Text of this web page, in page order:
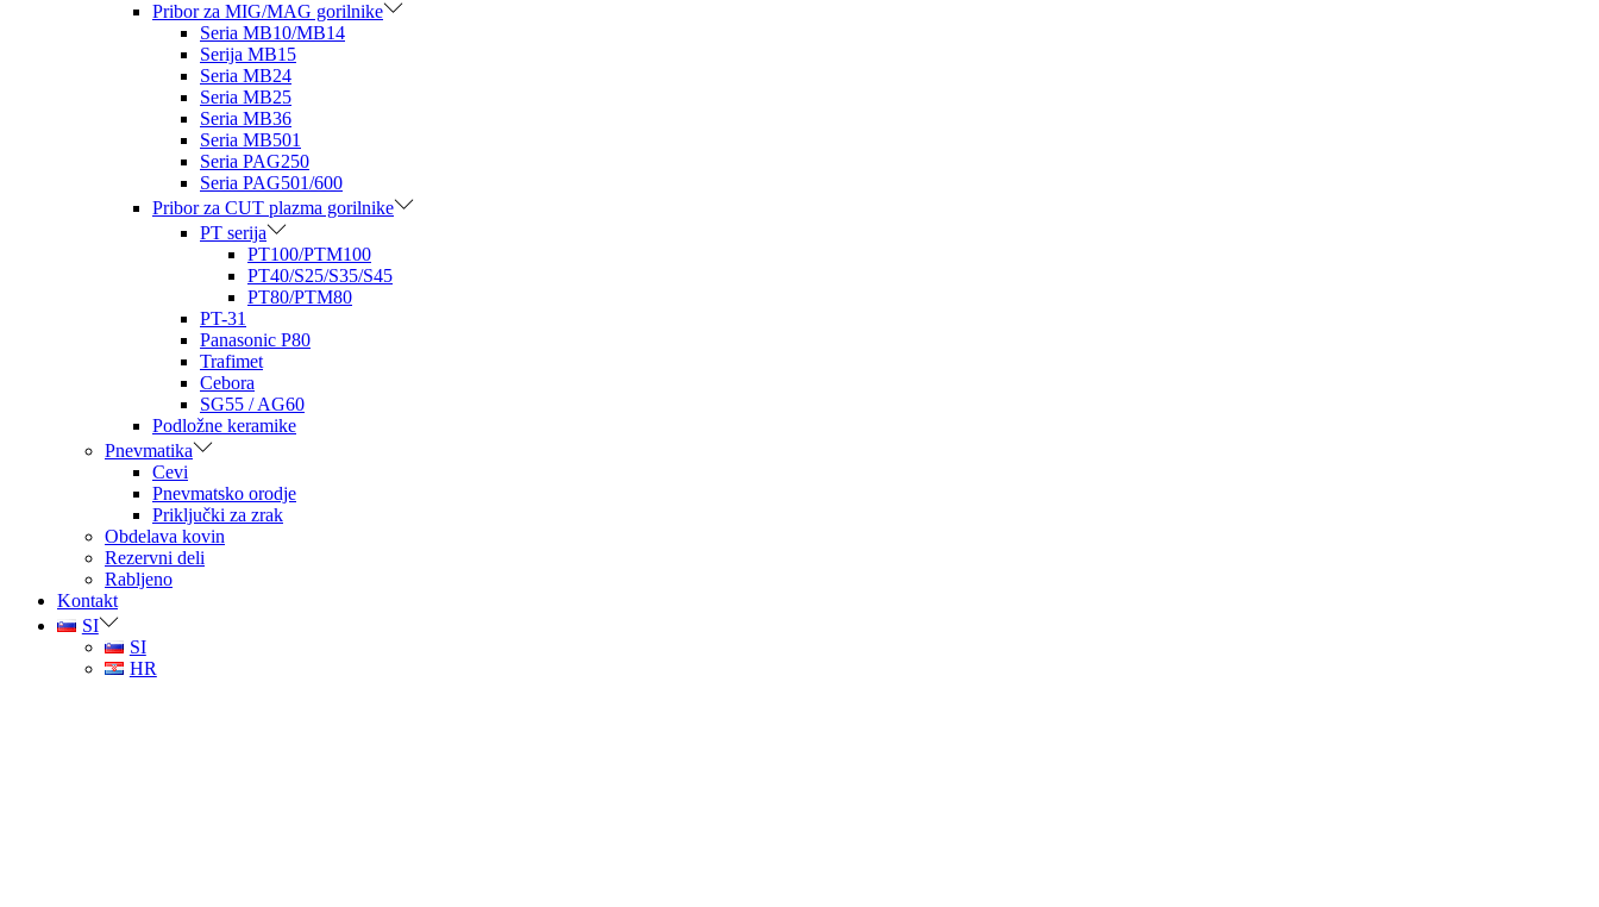
Pribor za MIG/MAG gorilnike
Seria MB10/MB14
Serija MB15
Seria MB24
Seria MB25
Seria MB36
Seria MB501
Seria PAG250
Seria PAG501/600
Pribor za CUT plazma gorilnike
PT serija
PT100/PTM100
PT40/S25/S35/S45
PT80/PTM80
PT-31
Panasonic P80
Trafimet
Cebora
SG55 / AG60
Podložne keramike
Pnevmatika
Cevi
Pnevmatsko orodje
Priključki za zrak
Obdelava kovin
Rezervni deli
Rabljeno
Kontakt
SI
SI
HR